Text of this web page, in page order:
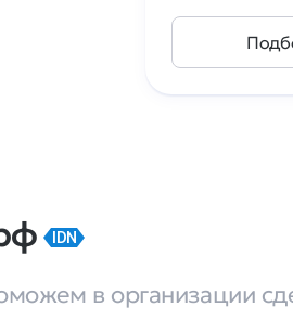
IDN
в организации